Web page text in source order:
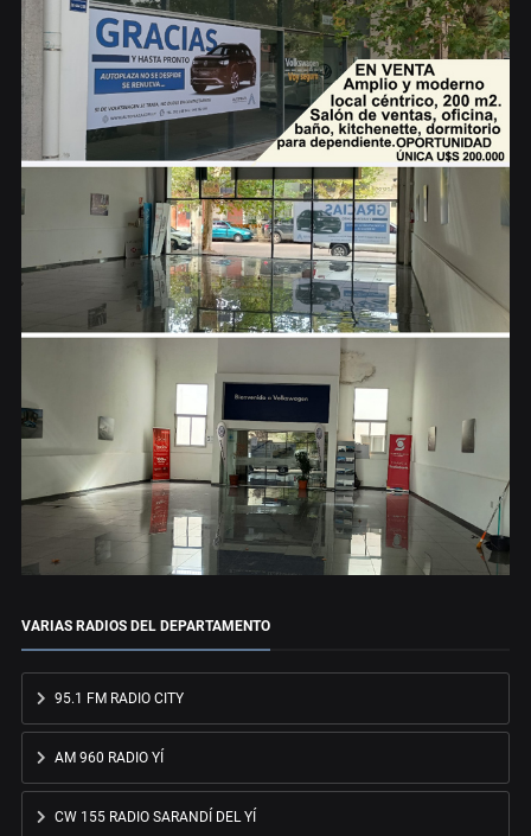
VARIAS RADIOS DEL DEPARTAMENTO
95.1 FM RADIO CITY
AM 960 RADIO YÍ
CW 155 RADIO SARANDÍ DEL YÍ